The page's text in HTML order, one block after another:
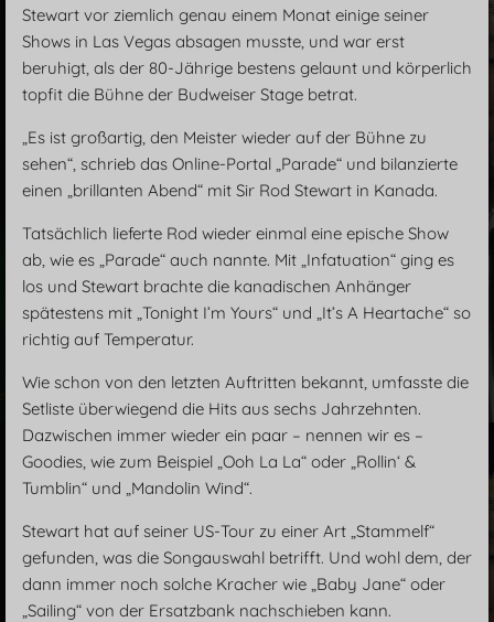
Stewart vor ziemlich genau einem Monat einige seiner
Shows in Las Vegas absagen musste, und war erst
beruhigt, als der 80-Jährige bestens gelaunt und körperlich
topfit die Bühne der Budweiser Stage betrat.
„Es ist großartig, den Meister wieder auf der Bühne zu
sehen“, schrieb das Online-Portal „Parade“ und bilanzierte
einen „brillanten Abend“ mit Sir Rod Stewart in Kanada.
Tatsächlich lieferte Rod wieder einmal eine epische Show
ab, wie es „Parade“ auch nannte. Mit „Infatuation“ ging es
los und Stewart brachte die kanadischen Anhänger
spätestens mit „Tonight I’m Yours“ und „It’s A Heartache“ so
richtig auf Temperatur.
Wie schon von den letzten Auftritten bekannt, umfasste die
Setliste überwiegend die Hits aus sechs Jahrzehnten.
Dazwischen immer wieder ein paar – nennen wir es –
Goodies, wie zum Beispiel „Ooh La La“ oder „Rollin‘ &
Tumblin“ und „Mandolin Wind“.
Stewart hat auf seiner US-Tour zu einer Art „Stammelf“
gefunden, was die Songauswahl betrifft. Und wohl dem, der
dann immer noch solche Kracher wie „Baby Jane“ oder
„Sailing“ von der Ersatzbank nachschieben kann.